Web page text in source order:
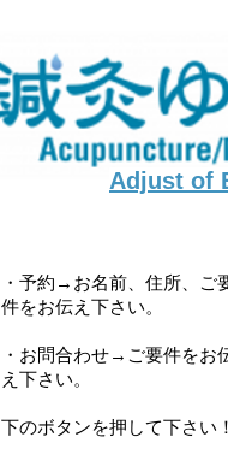
Adjust of
・予約→お名前、住所、ご
件をお伝え下さい。
・お問合わせ→ご要件をお
え下さい。
下のボタンを押して下さい